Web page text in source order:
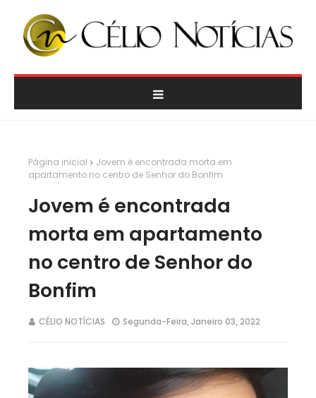
Página inicial
Jovem é encontrada morta em
apartamento no centro de Senhor do Bonfim
Jovem é encontrada
morta em apartamento
no centro de Senhor do
Bonfim
CÉLIO NOTÍCIAS Segunda-Feira, Janeiro 03, 2022